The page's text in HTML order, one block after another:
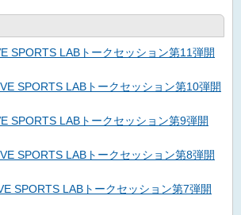
SPORTS LABトークセッション第11弾開
SPORTS LABトークセッション第10弾開
SPORTS LABトークセッション第9弾開
SPORTS LABトークセッション第8弾開
SPORTS LABトークセッション第7弾開